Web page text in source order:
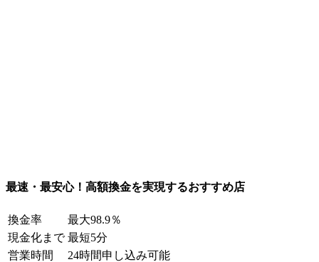
最速・最安心！高額換金を実現するおすすめ店
換金率
最大98.9％
現金化まで 最短5分
営業時間
24時間申し込み可能